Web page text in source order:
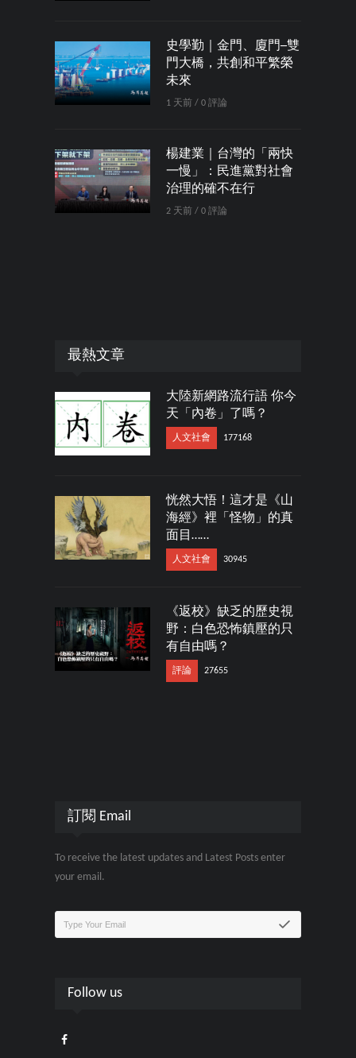
史學勤｜金門、廈門─雙
門大橋，共創和平繁榮
未來
1 天前 / 0 評論
楊建業｜台灣的「兩快
一慢」：民進黨對社會
治理的確不在行
2 天前 / 0 評論
最熱文章
大陸新網路流行語 你今
天「內卷」了嗎？
人文社會 177168
恍然大悟！這才是《山
海經》裡「怪物」的真
面目……
人文社會 30945
《返校》缺乏的歷史視
野：白色恐怖鎮壓的只
有自由嗎？
評論 27655
訂閱 Email
To receive the latest updates and Latest Posts enter
your email.
Follow us